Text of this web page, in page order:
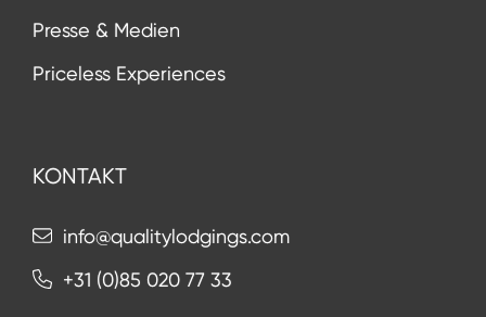
Presse & Medien
Priceless Experiences
KONTAKT
info@qualitylodgings.com
+31 (0)85 020 77 33